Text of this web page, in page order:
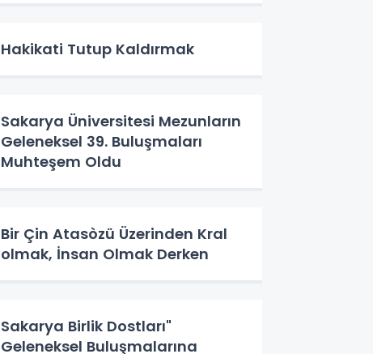
Hakikati Tutup Kaldırmak
Sakarya Üniversitesi Mezunların
Geleneksel 39. Buluşmaları
Muhteşem Oldu
Bir Çin Atasòzü Üzerinden Kral
olmak, İnsan Olmak Derken
Sakarya Birlik Dostları"
Geleneksel Buluşmalarına